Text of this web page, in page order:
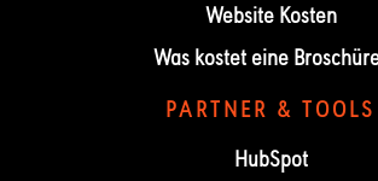
Website Kosten
Was kostet eine
PARTNER & TOOLS
HubSpot